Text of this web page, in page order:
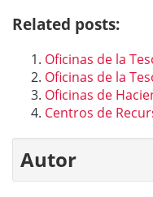
Related posts:
Oficinas de la
Oficinas de la
Oficinas de
Centros de
Autor